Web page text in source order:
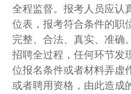
全程监督。报考人员应认
位表，报考符合条件的职
完整、合法、真实、准确
招聘全过程，任何环节发
位报名条件或者材料弄虚
或者聘用资格，由此造成